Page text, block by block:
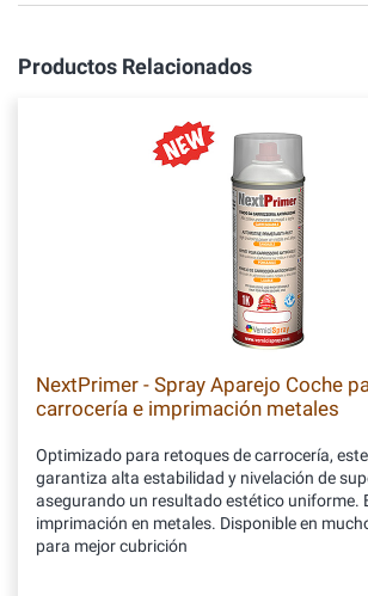
Productos Relacionados
NextPrimer - Spray Aparejo Coche
carrocería e imprimación metales
Optimizado para retoques de carrocería,
garantiza alta estabilidad y nivelación de
asegurando un resultado estético uniforme.
imprimación en metales. Disponible en
para mejor cubrición